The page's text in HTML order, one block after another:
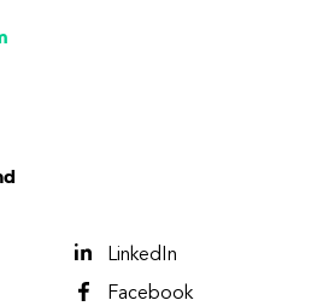
LinkedIn
Facebook